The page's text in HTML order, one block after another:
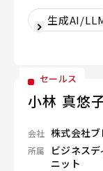
生成AI/
セールス
小林 真悠
会社 株式会社ブ
所属
ビジネスデ
ニット